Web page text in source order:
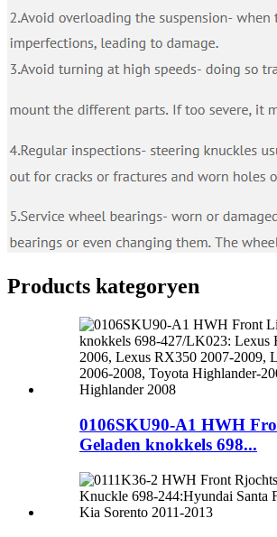
Products kategoryen
0106SKU90-A1 HWH
Geladen knokkels 698...